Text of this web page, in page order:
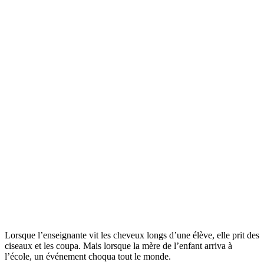
Lorsque l’enseignante vit les cheveux longs d’une élève, elle prit des
ciseaux et les coupa. Mais lorsque la mère de l’enfant arriva à
l’école, un événement choqua tout le monde.